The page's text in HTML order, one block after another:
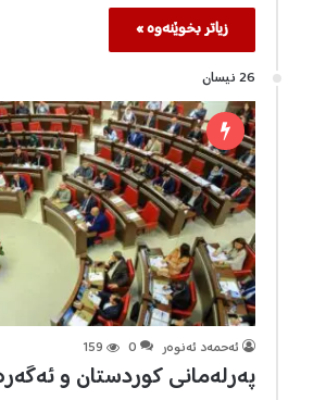
زیاتر بخوێنەوە »
26 نیسان
ئەحمەد ئەنوەر 0
159
پەرلەمانی کوردستان و